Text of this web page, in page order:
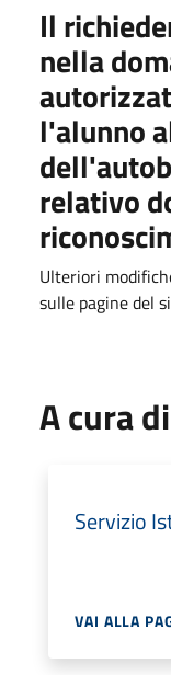
Il
nella
l'alunno
relativo
Ulteriori
sulle pagine del
A cura di
Servizio
VAI ALLA